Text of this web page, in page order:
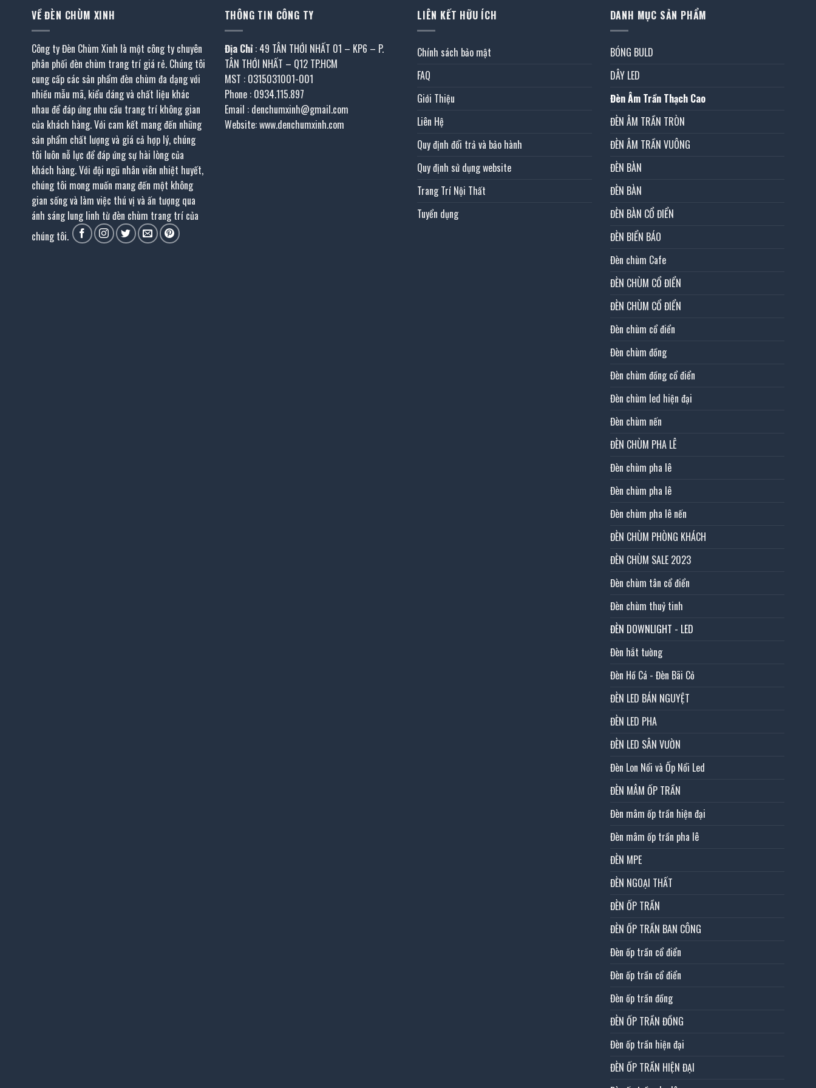
VỀ ĐÈN CHÙM XINH
Công ty Đèn Chùm Xinh là một công ty chuyên
phân phối đèn chùm trang trí giá rẻ. Chúng tôi
cung cấp các sản phẩm đèn chùm đa dạng với
nhiều mẫu mã, kiểu dáng và chất liệu khác
nhau để đáp ứng nhu cầu trang trí không gian
của khách hàng. Với cam kết mang đến những
sản phẩm chất lượng và giá cả hợp lý, chúng
tôi luôn nỗ lực để đáp ứng sự hài lòng của
khách hàng. Với đội ngũ nhân viên nhiệt huyết,
chúng tôi mong muốn mang đến một không
gian sống và làm việc thú vị và ấn tượng qua
ánh sáng lung linh từ đèn chùm trang trí của
chúng tôi.
THÔNG TIN CÔNG TY
Địa Chỉ : 49 TÂN THỚI NHẤT 01 – KP6 – P.
TÂN THỚI NHẤT – Q12 TP.HCM
MST : 0315031001-001
Phone : 0934.115.897
Email : denchumxinh@gmail.com
Website: www.denchumxinh.com
LIÊN KẾT HỮU ÍCH
Chính sách bảo mật
FAQ
Giới Thiệu
Liên Hệ
Quy định đổi trả và bảo hành
Quy định sử dụng website
Trang Trí Nội Thất
Tuyển dụng
DANH MỤC SẢN PHẨM
BÓNG BULD
DÂY LED
Đèn Âm Trần Thạch Cao
ĐÈN ÂM TRẦN TRÒN
ĐÈN ÂM TRẦN VUÔNG
ĐÈN BÀN
ĐÈN BÀN
ĐÈN BÀN CỔ ĐIỂN
ĐÈN BIỂN BÁO
Đèn chùm Cafe
ĐÈN CHÙM CỔ ĐIỂN
ĐÈN CHÙM CỔ ĐIỂN
Đèn chùm cổ điển
Đèn chùm đồng
Đèn chùm đồng cổ điển
Đèn chùm led hiện đại
Đèn chùm nến
ĐÈN CHÙM PHA LÊ
Đèn chùm pha lê
Đèn chùm pha lê
Đèn chùm pha lê nến
ĐÈN CHÙM PHÒNG KHÁCH
ĐÈN CHÙM SALE 2023
Đèn chùm tân cổ điển
Đèn chùm thuỷ tinh
ĐÈN DOWNLIGHT - LED
Đèn hắt tường
Đèn Hồ Cá - Đèn Bãi Cỏ
ĐÈN LED BÁN NGUYỆT
ĐÈN LED PHA
ĐÈN LED SÂN VƯỜN
Đèn Lon Nổi và Ốp Nổi Led
ĐÈN MÂM ỐP TRẦN
Đèn mâm ốp trần hiện đại
Đèn mâm ốp trần pha lê
ĐÈN MPE
ĐÈN NGOẠI THẤT
ĐÈN ỐP TRẦN
ĐÈN ỐP TRẦN BAN CÔNG
Đèn ốp trần cổ điển
Đèn ốp trần cổ điển
Đèn ốp trần đồng
ĐÈN ỐP TRẦN ĐỒNG
Đèn ốp trần hiện đại
ĐÈN ỐP TRẦN HIỆN ĐẠI